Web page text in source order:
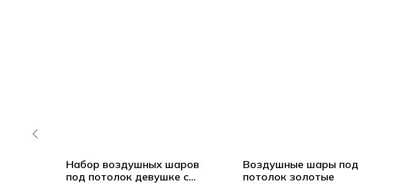
Набор воздушных шаров
под потолок девушке с
Воздушные шары под
потолок золотые